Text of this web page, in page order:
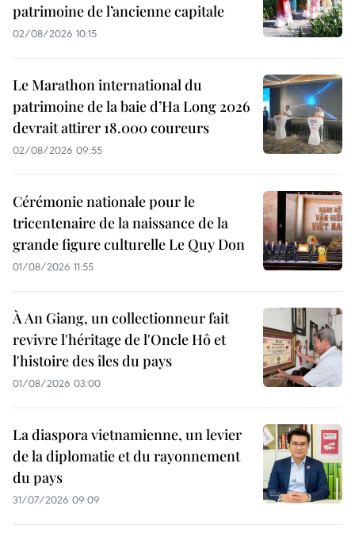
patrimoine de l’ancienne capitale
02/08/2026 10:15
Le Marathon international du
patrimoine de la baie d’Ha Long 2026
devrait attirer 18.000 coureurs
02/08/2026 09:55
Cérémonie nationale pour le
tricentenaire de la naissance de la
grande figure culturelle Le Quy Don
01/08/2026 11:55
À An Giang, un collectionneur fait
revivre l'héritage de l'Oncle Hô et
l'histoire des îles du pays
01/08/2026 03:00
La diaspora vietnamienne, un levier
de la diplomatie et du rayonnement
du pays
31/07/2026 09:09